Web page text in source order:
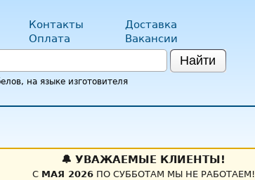
Контакты
Доставка
Оплата Вакансии
Найти
на языке изготовителя
🔔 УВАЖАЕМЫЕ КЛИЕНТЫ!
С МАЯ 2026ПО СУББОТАМ МЫ НЕ РАБОТАЕМ!